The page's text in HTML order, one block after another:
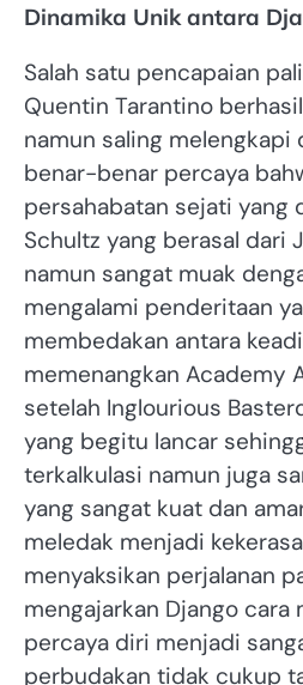
Dinamika Unik antara
Salah satu pencapaian
Quentin Tarantino
namun saling
benar-benar percaya
persahabatan sejati yang
Schultz yang berasal
namun sangat muak
mengalami penderitaan
membedakan antara
memenangkan Academy
setelah Inglourious
yang begitu lancar
terkalkulasi namun juga
yang sangat kuat dan
meledak menjadi
menyaksikan perjalanan
mengajarkan Django
percaya diri menjadi
perbudakan tidak cukup